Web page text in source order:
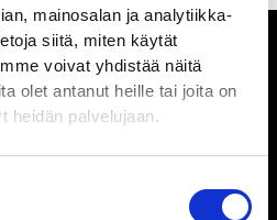
mainosalan ja analytiikka-
siitä, miten käytät
voivat yhdistää näitä
olet antanut heille tai joita on
heidän palvelujaan.